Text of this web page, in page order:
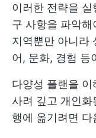
이러한 전략을
구 사항을 파악
지역뿐만 아니라
어, 문화, 경험 등
다양성 플랜을
사려 깊고 개인
행에 옮기려면